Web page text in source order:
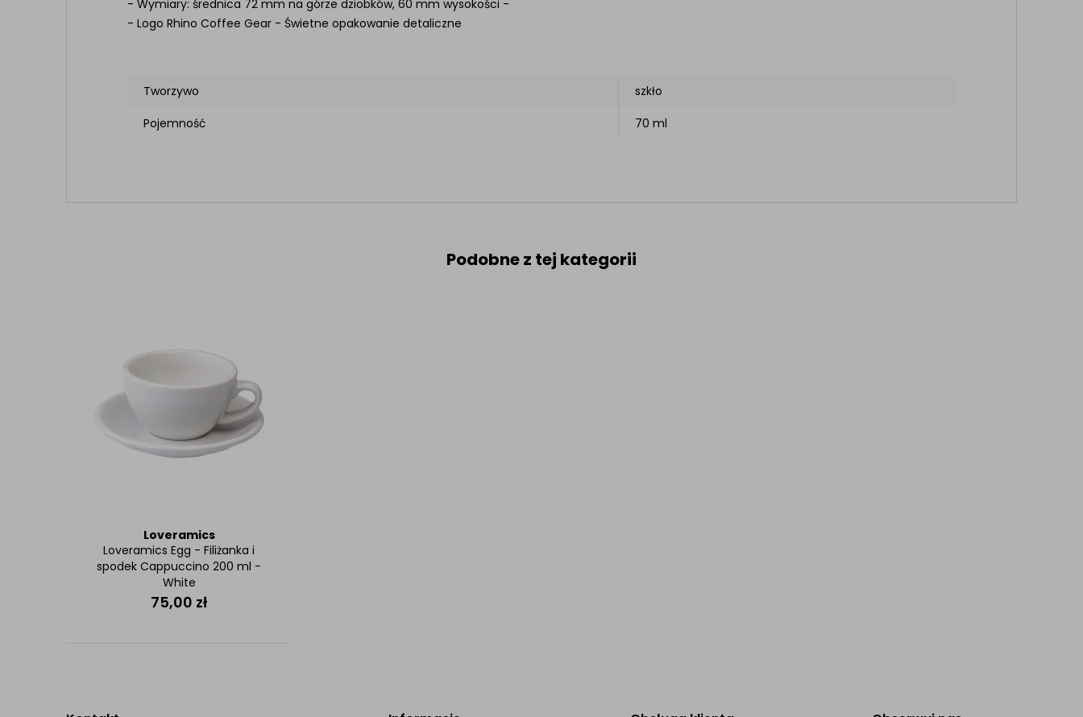
- Wymiary: średnica 72 mm na górze dziobków, 60 mm wysokości -
- Logo Rhino Coffee Gear - Świetne opakowanie detaliczne
Tworzywo
szkło
Pojemność
70 ml
Podobne z tej kategorii
Loveramics
Loveramics Egg - Filiżanka i
spodek Cappuccino 200 ml -
White
75,00 zł